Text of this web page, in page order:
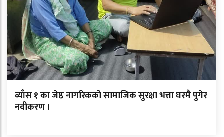
ब्याँस १ का जेष्ठ नागरिकको सामाजिक सुरक्षा भत्ता घरमै पुगेर
नवीकरण ।